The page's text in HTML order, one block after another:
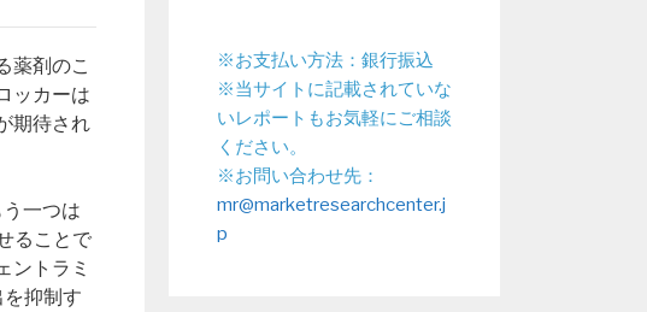
薬剤のこ
ッカーは
期待され
一つは
ることで
ントラミ
抑制す
※お支払い方法：銀行振込
※当サイトに記載されていな
いレポートもお気軽にご相談
ください。
※お問い合わせ先：
mr@marketresearchcenter.j
p